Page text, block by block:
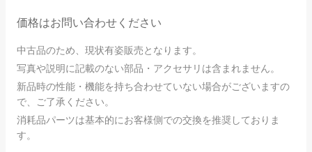
価格はお問い合わせください
中古品のため、現状有姿販売となります。
写真や説明に記載のない部品・アクセサリは含まれません。
新品時の性能・機能を持ち合わせていない場合がございますの
で、ご了承ください。
消耗品パーツは基本的にお客様側での交換を推奨しておりま
す。